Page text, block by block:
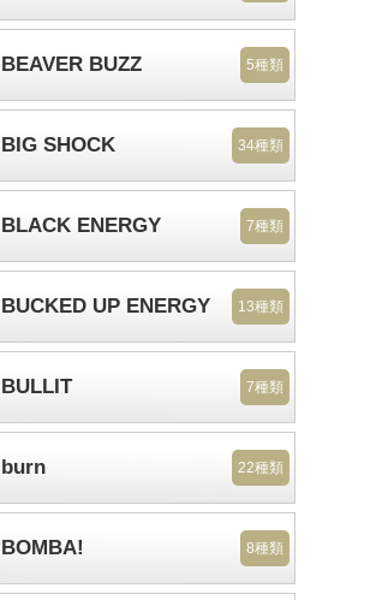
BEAVER BUZZ 5種類
BIG SHOCK 34種類
BLACK ENERGY 7種類
BUCKED UP ENERGY 13種類
BULLIT 7種類
burn 22種類
BOMBA! 8種類